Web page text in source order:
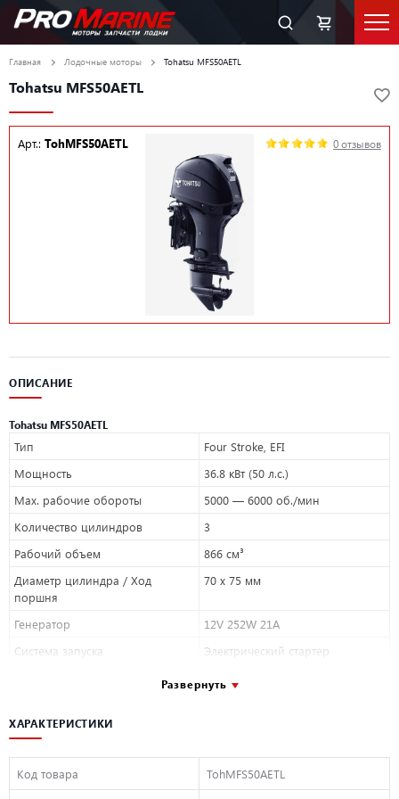
Главная Лодочные моторы Tohatsu MFS50AETL
Tohatsu MFS50AETL
Арт.: TohMFS50AETL 0 отзывов
ОПИСАНИЕ
Tohatsu MFS50AETL
Тип
Four Stroke, EFI
Мощность
36.8 кВт (50 л.с.)
Мах. рабочие обороты
5000 — 6000 об./мин
Количество цилиндров
3
Рабочий объем
866 см³
Диаметр цилиндра / Ход
поршня
70 x 75 мм
Генератор
12V 252W 21A
Система запуска
Электрический стартер
Переключение передач
Тип управления
Дистанционное или ручное
Рекомендуемые свечи
Развернуть
ХАРАКТЕРИСТИКИ
Код товара TohMFS50AETL